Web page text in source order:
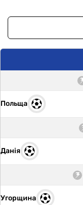
Польща
Данія
Угорщина